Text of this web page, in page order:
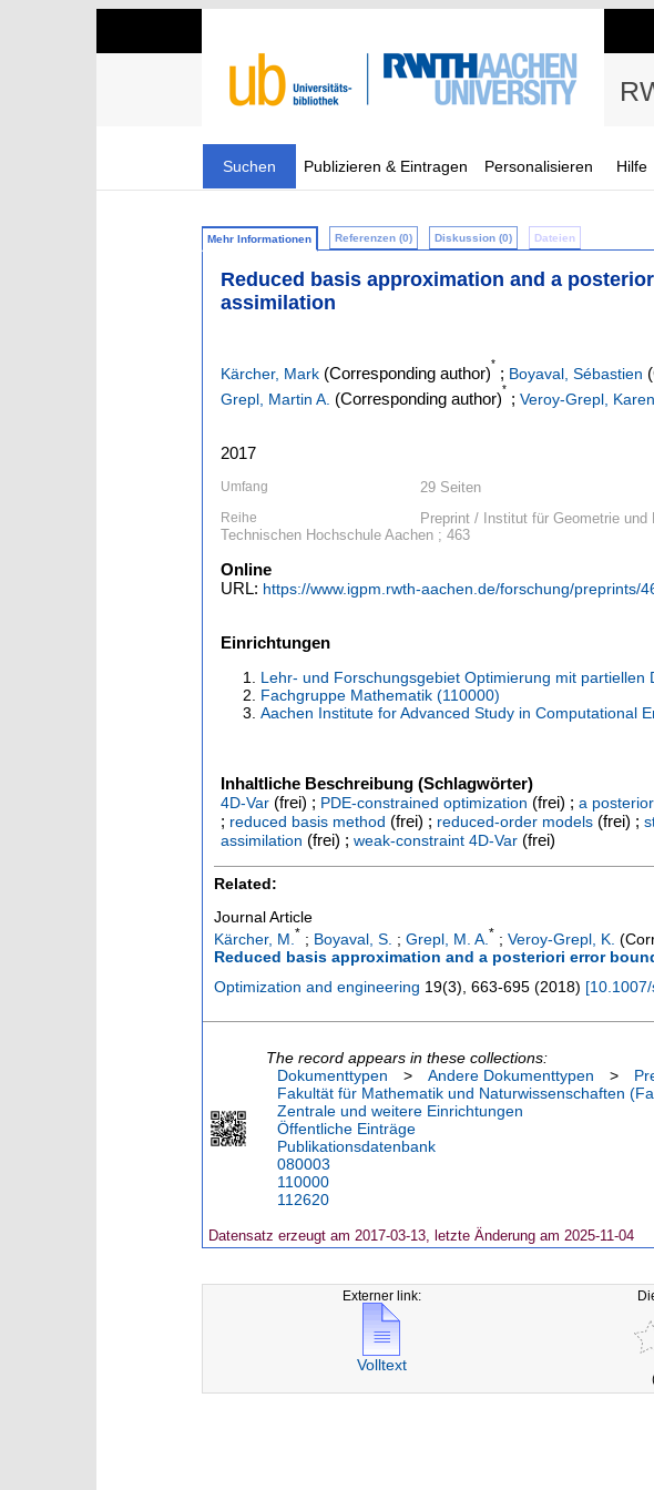
Suchen Publizieren & Eintragen Personalisieren Hilfe
Mehr Informationen Referenzen (0) Diskussion (0) Dateien
Reduced basis approximation and a
assimilation
Kärcher, Mark (Corresponding author)
*
; Boyaval, Sébastien
Grepl, Martin A. (Corresponding author)
*
; Veroy-Grepl, Karen
2017
Umfang 29 Seiten
Reihe
Preprint / Institut für Geometrie
Technischen Hochschule Aachen ; 463
Online
URL: https://www.igpm.rwth-aachen.de/forschung/preprints/
Einrichtungen
Lehr- und Forschungsgebiet Optimierung mit partiellen
Fachgruppe Mathematik (110000)
Aachen Institute for Advanced Study in Computational
Inhaltliche Beschreibung (Schlagwörter)
4D-Var (frei) ; PDE-constrained optimization (frei) ; a
; reduced basis method (frei) ; reduced-order models (frei) ;
assimilation (frei) ; weak-constraint 4D-Var (frei)
Related:
Journal Article
Kärcher, M. * ; Boyaval, S. ; Grepl, M. A. * ; Veroy-Grepl, K.
Reduced basis approximation and a posteriori error
Optimization and engineering 19(3), 663-695 (2018) [
The record appears in these collections:
Dokumenttypen
> Andere Dokumenttypen >
Fakultät für Mathematik und Naturwissenschaften
Zentrale und weitere Einrichtungen
Öffentliche Einträge
Publikationsdatenbank
080003
110000
112620
Datensatz erzeugt am 2017-03-13, letzte Änderung am 2025-11-04
Externer link:
Volltext